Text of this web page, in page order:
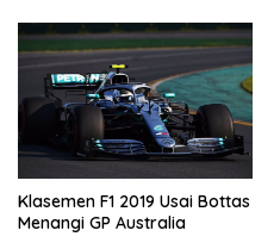
Klasemen F1 2019 Usai Bottas
Menangi GP Australia